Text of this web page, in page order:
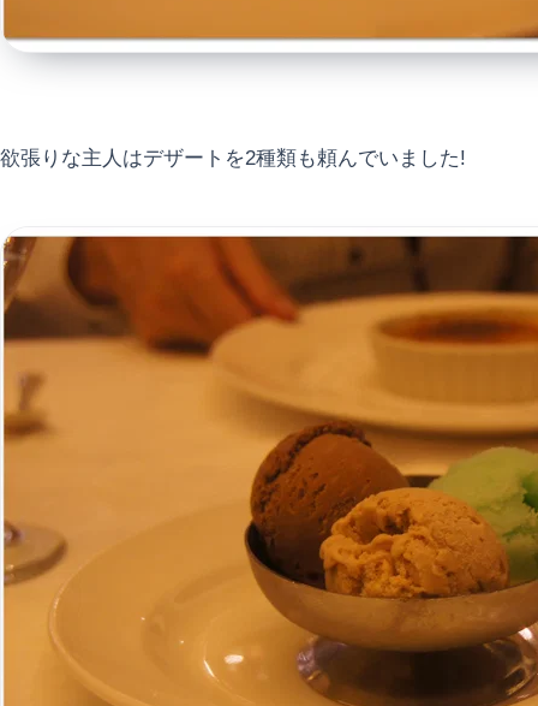
欲張りな主人はデザートを2種類も頼んでいました!